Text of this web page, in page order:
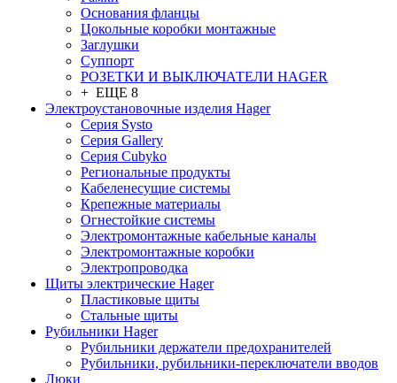
Основания фланцы
Цокольные коробки монтажные
Заглушки
Суппорт
РОЗЕТКИ И ВЫКЛЮЧАТЕЛИ HAGER
+ ЕЩЕ 8
Электроустановочные изделия Hager
Серия Systo
Серия Gallery
Серия Cubyko
Региональные продукты
Кабеленесущие системы
Крепежные материалы
Огнестойкие системы
Электромонтажные кабельные каналы
Электромонтажные коробки
Электропроводка
Щиты электрические Hager
Пластиковые щиты
Стальные щиты
Рубильники Hager
Рубильники держатели предохранителей
Рубильники, рубильники-переключатели вводов
Люки